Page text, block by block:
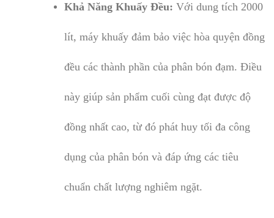
Khả Năng Khuấy Đều: Với dung tích 2000
lít, máy khuấy đảm bảo việc hòa quyện đồng
đều các thành phần của phân bón đạm. Điều
này giúp sản phẩm cuối cùng đạt được độ
đồng nhất cao, từ đó phát huy tối đa công
dụng của phân bón và đáp ứng các tiêu
chuẩn chất lượng nghiêm ngặt.